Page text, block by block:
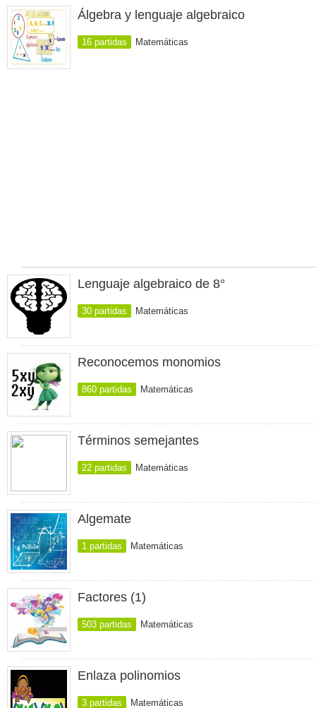
Álgebra y lenguaje algebraico
16 partidas Matemáticas
Lenguaje algebraico de 8°
30 partidas Matemáticas
Reconocemos monomios
860 partidas Matemáticas
Términos semejantes
22 partidas Matemáticas
Algemate
1 partidas Matemáticas
Factores (1)
503 partidas Matemáticas
Enlaza polinomios
3 partidas Matemáticas